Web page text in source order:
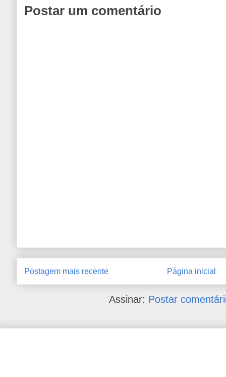
Postar um comentário
Postagem mais recente Página inicial
Assinar: Postar